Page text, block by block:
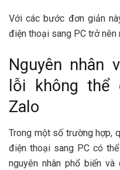
Với các bước đơn giản
điện thoại sang PC trở nên
Nguyên nhân
lỗi không
Zalo
Trong một số trường hợp,
điện thoại sang PC có
nguyên nhân phổ biến